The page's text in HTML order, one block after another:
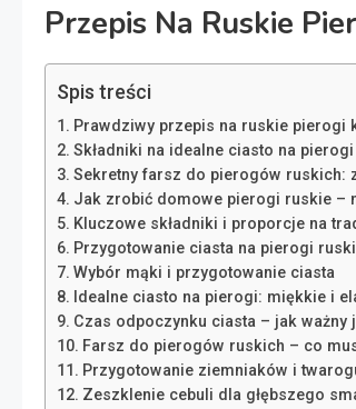
Przepis Na Ruskie
Spis treści
Prawdziwy przepis na ruskie pierogi
Składniki na idealne ciasto na pierogi
Sekretny farsz do pierogów ruskich:
Jak zrobić domowe pierogi ruskie –
Kluczowe składniki i proporcje na
Przygotowanie ciasta na pierogi
Wybór mąki i przygotowanie ciasta
Idealne ciasto na pierogi: miękkie i
Czas odpoczynku ciasta – jak ważny
Farsz do pierogów ruskich – co
Przygotowanie ziemniaków i
Zeszklenie cebuli dla głębszego